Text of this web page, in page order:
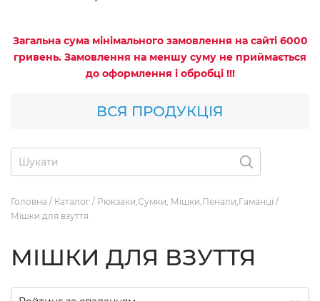
Загальна сума мінімального замовлення на сайті 6000
гривень. Замовлення на меншу суму не приймається
до оформлення і обробці !!!
ВСЯ ПРОДУКЦІЯ
Головна / Каталог / Рюкзаки,Сумки, Мішки,Пенали,Гаманці /
Мішки для взуття
МІШКИ ДЛЯ ВЗУТТЯ